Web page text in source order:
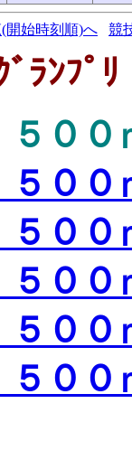
開始時刻順)へ 競
ﾗﾝﾌﾟ
５００
５００
５００
５００
５００
５０